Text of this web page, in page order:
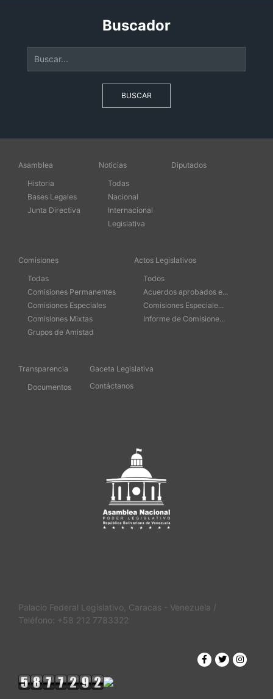
Buscador
BUSCAR
Asamblea
Historia
Bases Legales
Junta Directiva
Noticias
Todas
Nacional
Internacional
Legislativa
Diputados
Comisiones
Todas
Comisiones Permanentes
Comisiones Especiales
Comisiones Mixtas
Grupos de Amistad
Actos Legislativos
Todos
Acuerdos aprobados e...
Comisiones Especiale...
Informe de Comisione...
Transparencia
Documentos
Gaceta Legislativa
Contáctanos
Palacio Federal Legislativo, Caracas - Venezuela /
Teléfono: +58 212 7783322